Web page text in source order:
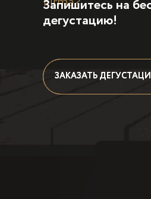
ЗАКАЗАТЬ
ЗАКАЗАТЬ
Запишитесь на
дегустацию!